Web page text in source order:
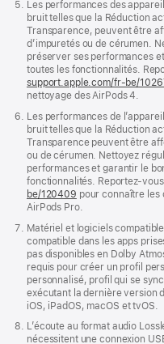
Les performances des
bruit telles que la Réduction
Transparence, peuvent être
d’impuretés ou de cérumen.
préserver ses performances
toutes les fonctionnalités.
support.apple.com/fr-be/
nettoyage des AirPods 4.
Les performances de
bruit telles que la Réduction
Transparence peuvent être
ou de cérumen. Nettoyez
performances et garantir le
fonctionnalités. Reportez-
be/120409 pour connaître les
AirPods Pro.
Matériel et logiciels
compatible dans les apps
pas disponibles en Dolby
requis pour créer un profil
personnalisé, profil qui se
exécutant la dernière version
iOS, iPadOS, macOS et tvOS.
L’écoute au format audio
nécessitent une connexion